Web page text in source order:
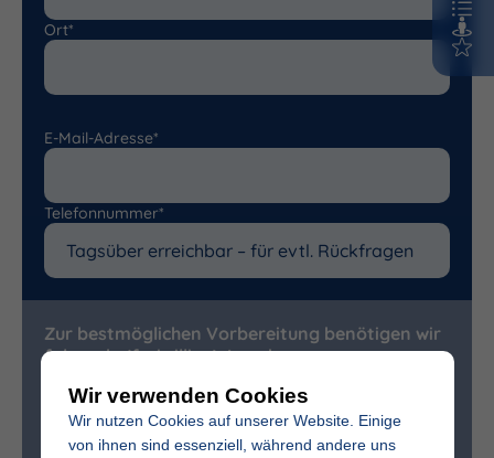
Ort*
E-Mail-Adresse*
Telefonnummer*
Zur bestmöglichen Vorbereitung benötigen wir
folgende (freiwillige) Angaben:
Vollständiger Name des Verstorbenen
Wir verwenden Cookies
Wir nutzen Cookies auf unserer Website. Einige
von ihnen sind essenziell, während andere uns